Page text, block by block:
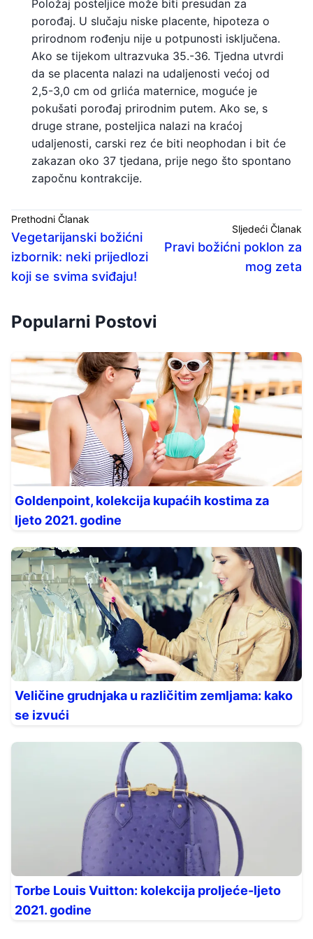
Položaj posteljice može biti presudan za
porođaj. U slučaju niske placente, hipoteza o
prirodnom rođenju nije u potpunosti isključena.
Ako se tijekom ultrazvuka 35.-36. Tjedna utvrdi
da se placenta nalazi na udaljenosti većoj od
2,5-3,0 cm od grlića maternice, moguće je
pokušati porođaj prirodnim putem. Ako se, s
druge strane, posteljica nalazi na kraćoj
udaljenosti, carski rez će biti neophodan i bit će
zakazan oko 37 tjedana, prije nego što spontano
započnu kontrakcije.
Prethodni Članak
Vegetarijanski božićni
izbornik: neki prijedlozi
koji se svima sviđaju!
Sljedeći Članak
Pravi božićni poklon za
mog zeta
Popularni Postovi
Goldenpoint, kolekcija kupaćih kostima za
ljeto 2021. godine
Veličine grudnjaka u različitim zemljama: kako
se izvući
Torbe Louis Vuitton: kolekcija proljeće-ljeto
2021. godine